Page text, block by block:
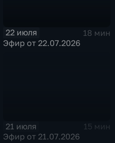
22 июля
18 мин
Эфир от 22.07.2026
21 июля
15 мин
Эфир от 21.07.2026